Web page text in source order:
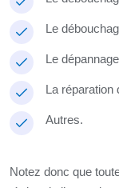
Le
Le
La réparation
Autres.
Notez donc que